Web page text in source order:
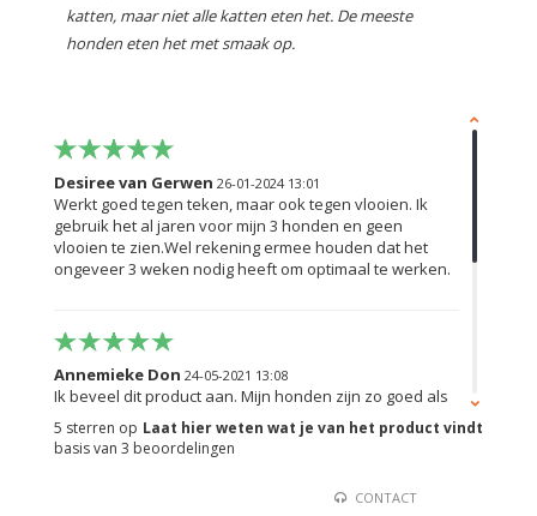
katten, maar niet alle katten eten het. De meeste
honden eten het met smaak op.
Desiree van Gerwen 26-01-2024 13:01
Werkt goed tegen teken, maar ook tegen vlooien. Ik
gebruik het al jaren voor mijn 3 honden en geen
vlooien te zien.Wel rekening ermee houden dat het
ongeveer 3 weken nodig heeft om optimaal te werken.
Annemieke Don 24-05-2021 13:08
Ik beveel dit product aan. Mijn honden zijn zo goed als
tekenvrij en als leuke bijkomstigheid zijn ze ook
vlooienvrij. Ze vinden de olie erg lekker dus ook geen
probleem met het toedienen.
Laat hier weten wat je van het product vindt
5 sterren op
basis van 3 beoordelingen
CONTACT